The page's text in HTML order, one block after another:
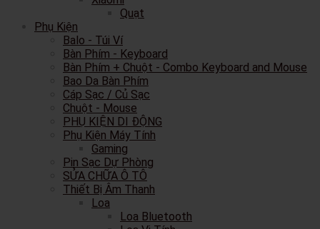
Quạt
Phụ Kiện
Balo - Túi Ví
Bàn Phím - Keyboard
Bàn Phím + Chuột - Combo Keyboard and Mouse
Bao Da Bàn Phím
Cáp Sạc / Củ Sạc
Chuột - Mouse
PHỤ KIỆN DI ĐỘNG
Phụ Kiện Máy Tính
Gaming
Pin Sạc Dự Phòng
SỬA CHỮA Ô TÔ
Thiết Bị Âm Thanh
Loa
Loa Bluetooth